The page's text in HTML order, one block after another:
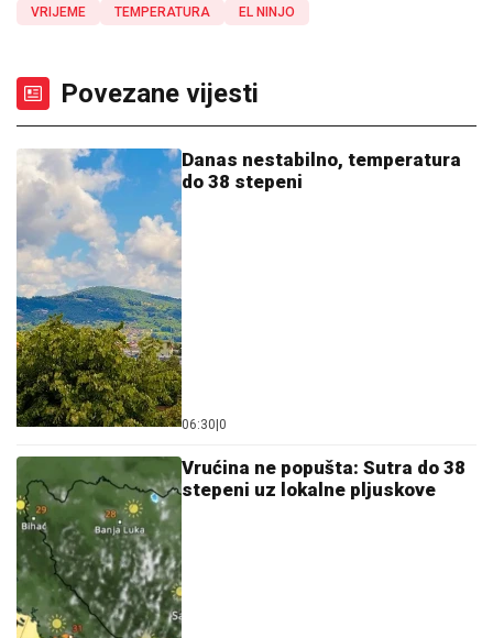
VRIJEME TEMPERATURA EL NINJO
Povezane vijesti
Danas nestabilno, temperatura
do 38 stepeni
06:30 0
Vrućina ne popušta: Sutra do 38
stepeni uz lokalne pljuskove